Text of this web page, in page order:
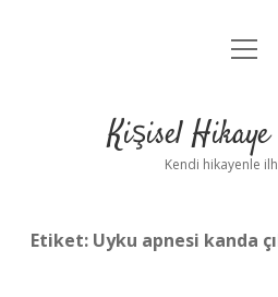
Anasayfa
Yasal
Kişisel
Kendi hikayenle
Etiket: Uyku apnesi kanda